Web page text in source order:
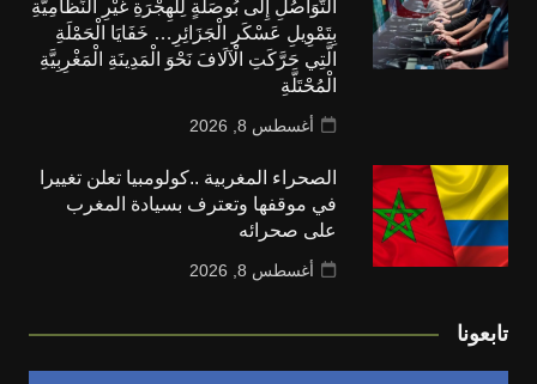
التَّوَاصُلِ إِلَى بُوصَلَةٍ لِلْهِجْرَةِ غَيْرِ النِّظَامِيَّةِ
بِتَمْوِيلِ عَسْكَرِ الْجَزَائِرِ… خَفَايَا الْحَمْلَةِ
الَّتِي حَرَّكَتِ الْآلَافَ نَحْوَ الْمَدِينَةِ الْمَغْرِبِيَّةِ
الْمُحْتَلَّةِ
أغسطس 8, 2026
الصحراء المغربية ..كولومبيا تعلن تغييرا
في موقفها وتعترف بسيادة المغرب
على صحرائه
أغسطس 8, 2026
تابعونا